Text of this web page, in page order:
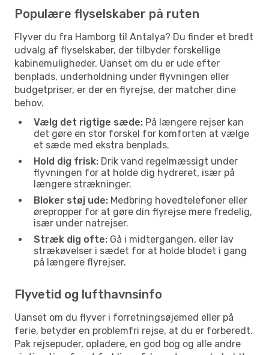
Populære flyselskaber på ruten
Flyver du fra Hamborg til Antalya? Du finder et bredt
udvalg af flyselskaber, der tilbyder forskellige
kabinemuligheder. Uanset om du er ude efter
benplads, underholdning under flyvningen eller
budgetpriser, er der en flyrejse, der matcher dine
behov.
Vælg det rigtige sæde: På længere rejser kan
det gøre en stor forskel for komforten at vælge
et sæde med ekstra benplads.
Hold dig frisk: Drik vand regelmæssigt under
flyvningen for at holde dig hydreret, især på
længere strækninger.
Bloker støj ude: Medbring hovedtelefoner eller
ørepropper for at gøre din flyrejse mere fredelig,
især under natrejser.
Stræk dig ofte: Gå i midtergangen, eller lav
strækøvelser i sædet for at holde blodet i gang
på længere flyrejser.
Flyvetid og lufthavnsinfo
Uanset om du flyver i forretningsøjemed eller på
ferie, betyder en problemfri rejse, at du er forberedt.
Pak rejsepuder, opladere, en god bog og alle andre